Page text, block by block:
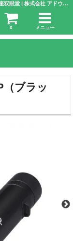
（ブラッ
Vixen 双眼鏡 hoop H8×25WP（ブラック） ｜ 双眼鏡 ｜銀座双眼堂 | 株式会社 アドウエーブ
0 メニュー